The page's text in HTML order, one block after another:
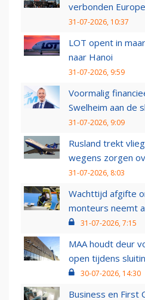
verbonden
31-07-2026, 10:37
LOT opent in
naar Hanoi
31-07-2026, 9:59
Voormalig
Swelheim aan de
31-07-2026, 9:09
Rusland trekt
wegens zorgen
31-07-2026, 8:03
Wachttijd afgifte
monteurs neemt
31-07-2026, 7:15
MAA houdt deur
open tijdens
30-07-2026, 14:30
Business en First